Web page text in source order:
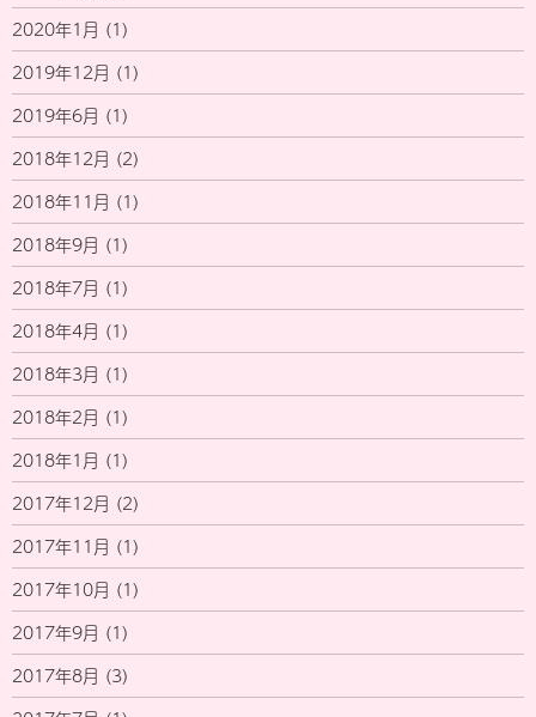
2020年1月 (1)
2019年12月 (1)
2019年6月 (1)
2018年12月 (2)
2018年11月 (1)
2018年9月 (1)
2018年7月 (1)
2018年4月 (1)
2018年3月 (1)
2018年2月 (1)
2018年1月 (1)
2017年12月 (2)
2017年11月 (1)
2017年10月 (1)
2017年9月 (1)
2017年8月 (3)